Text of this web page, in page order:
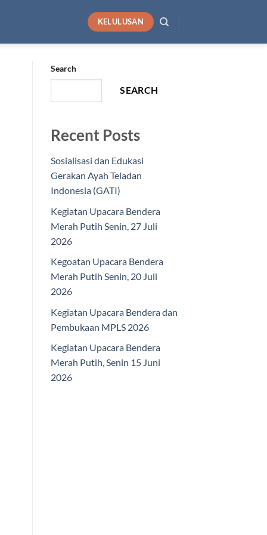
KELULUSAN
Search
SEARCH
Recent Posts
Sosialisasi dan Edukasi
Gerakan Ayah Teladan
Indonesia (GATI)
Kegiatan Upacara Bendera
Merah Putih Senin, 27 Juli
2026
Kegoatan Upacara Bendera
Merah Putih Senin, 20 Juli
2026
Kegiatan Upacara Bendera dan
Pembukaan MPLS 2026
Kegiatan Upacara Bendera
Merah Putih, Senin 15 Juni
2026